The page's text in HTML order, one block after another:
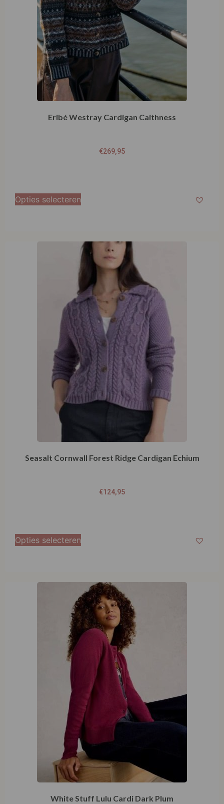
Eribé Westray Cardigan Caithness
€269,95
Opties selecteren
Seasalt Cornwall Forest Ridge Cardigan Echium
€124,95
Opties selecteren
White Stuff Lulu Cardi Dark Plum